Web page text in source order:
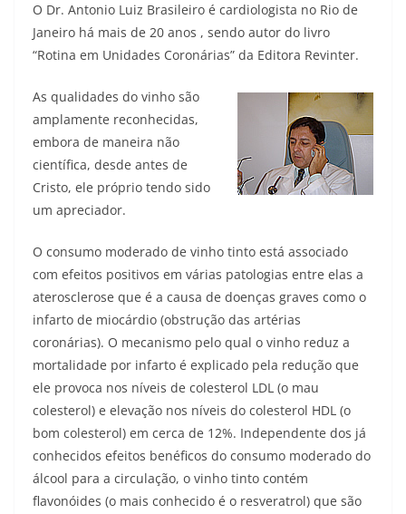
O Dr. Antonio Luiz Brasileiro é cardiologista no Rio de
Janeiro há mais de 20 anos , sendo autor do livro
“Rotina em Unidades Coronárias” da Editora Revinter.
As qualidades do vinho são
amplamente reconhecidas,
embora de maneira não
científica, desde antes de
Cristo, ele próprio tendo sido
um apreciador.
O consumo moderado de vinho tinto está associado
com efeitos positivos em várias patologias entre elas a
aterosclerose que é a causa de doenças graves como o
infarto de miocárdio (obstrução das artérias
coronárias). O mecanismo pelo qual o vinho reduz a
mortalidade por infarto é explicado pela redução que
ele provoca nos níveis de colesterol LDL (o mau
colesterol) e elevação nos níveis do colesterol HDL (o
bom colesterol) em cerca de 12%. Independente dos já
conhecidos efeitos benéficos do consumo moderado do
álcool para a circulação, o vinho tinto contém
flavonóides (o mais conhecido é o resveratrol) que são